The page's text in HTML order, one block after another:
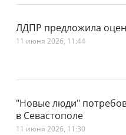
ЛДПР предложила
11 июня 2026, 11:44
"Новые люди"
в Севастополе
11 июня 2026, 11:30